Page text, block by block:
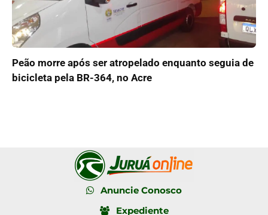
Peão morre após ser atropelado enquanto seguia de
bicicleta pela BR-364, no Acre
Anuncie Conosco
Expediente